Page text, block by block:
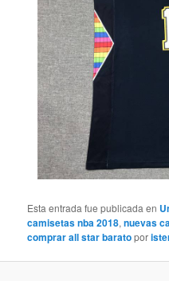
Esta entrada fue publicada en
camisetas nba 2018,nuevas
comprar all star baratopor